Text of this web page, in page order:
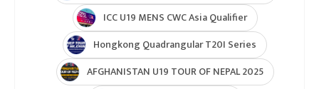
ICC U19 MENS CWC Asia Qualifier
Hongkong Quadrangular T20I Series
AFGHANISTAN U19 TOUR OF NEPAL 2025